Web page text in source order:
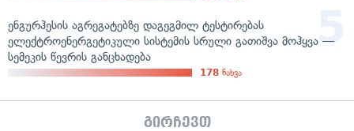
ენგურჰესის აგრეგატებზე დაგეგმილ ტესტირებას
ელექტროენერგეტიკული სისტემის სრული გათიშვა მოჰყვა —
სემეკის წევრის განცხადება
178 ნახვა
გირჩევთ